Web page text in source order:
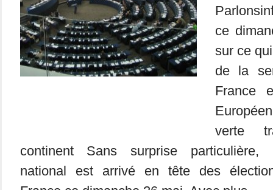
ce
sur ce
de la
France
verte
continent Sans surprise particulière,
national est arrivé en tête des